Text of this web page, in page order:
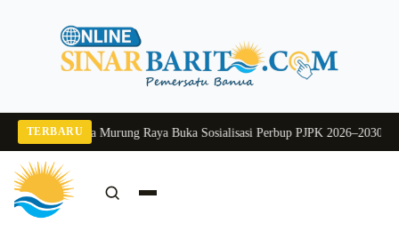
TERBARU
Pj Sekda Murung Raya Buka Sosialisasi Perbup PJPK 2026–2030Dukung